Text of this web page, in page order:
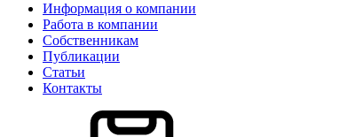
Информация о компании
Работа в компании
Собственникам
Публикации
Статьи
Контакты